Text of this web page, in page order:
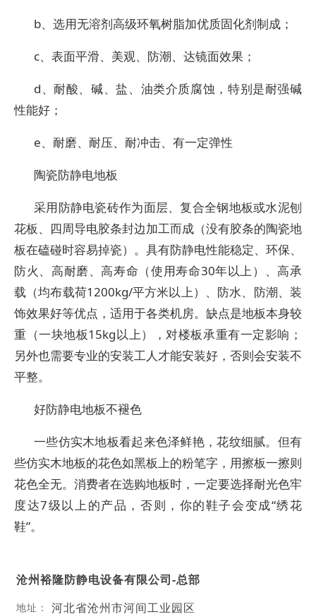
b、选用无溶剂高级环氧树脂加优质固化剂制成；
c、表面平滑、美观、防潮、达镜面效果；
d、耐酸、碱、盐、油类介质腐蚀，特别是耐强碱
性能好；
e、耐磨、耐压、耐冲击、有一定弹性
陶瓷防静电地板
采用防静电瓷砖作为面层、复合全钢地板或水泥刨
花板、四周导电胶条封边加工而成（没有胶条的陶瓷地
板在磕碰时容易掉瓷）。具有防静电性能稳定、环保、
防火、高耐磨、高寿命（使用寿命30年以上）、高承
载（均布载荷1200kg/平方米以上）、防水、防潮、装
饰效果好等优点，适用于各类机房。缺点是地板本身较
重（一块地板15kg以上），对楼板承重有一定影响；
另外也需要专业的安装工人才能安装好，否则会安装不
平整。
好防静电地板不褪色
一些仿实木地板看起来色泽鲜艳，花纹细腻。但有
些仿实木地板的花色如黑板上的粉笔字，用擦板一擦则
花色全无。消费者在选购地板时，一定要选择耐光色牢
度达7级以上的产品，否则，你的鞋子会变成“绣花
鞋”。
沧州裕隆防静电设备有限公司-总部
地址： 河北省沧州市河间工业园区